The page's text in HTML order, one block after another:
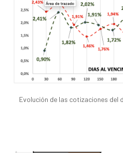
Evolución de las cotizaciones del